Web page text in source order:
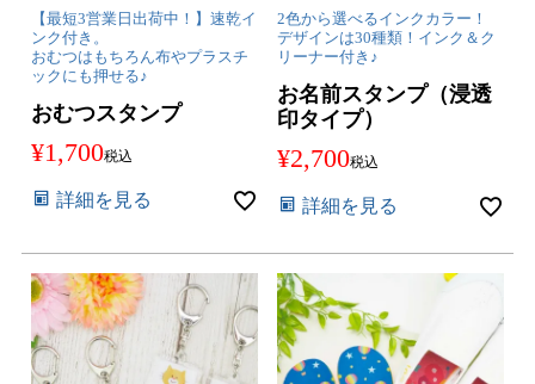
【最短3営業日出荷中！】速乾イ
ンク付き。
おむつはもちろん布やプラスチ
ックにも押せる♪
おむつスタンプ
¥1,700税込
詳細を見る
2色から選べるインクカラー！
デザインは30種類！インク＆ク
リーナー付き♪
お名前スタンプ（浸透
印タイプ）
¥2,700税込
詳細を見る